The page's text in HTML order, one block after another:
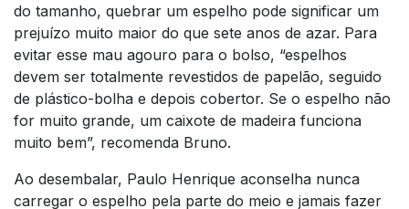
do tamanho, quebrar um espelho pode significar um
prejuízo muito maior do que sete anos de azar. Para
evitar esse mau agouro para o bolso, “espelhos
devem ser totalmente revestidos de papelão, seguido
de plástico-bolha e depois cobertor. Se o espelho não
for muito grande, um caixote de madeira funciona
muito bem”, recomenda Bruno.
Ao desembalar, Paulo Henrique aconselha nunca
carregar o espelho pela parte do meio e jamais fazer